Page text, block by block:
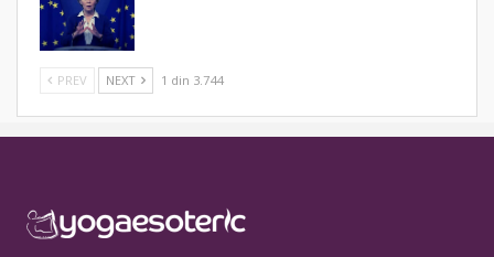
PREV NEXT 1 din 3.744